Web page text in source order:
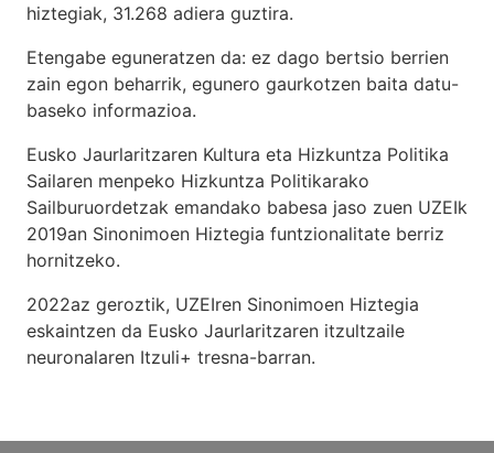
hiztegiak, 31.268 adiera guztira.
Etengabe eguneratzen da: ez dago bertsio berrien
zain egon beharrik, egunero gaurkotzen baita datu-
baseko informazioa.
Eusko Jaurlaritzaren Kultura eta Hizkuntza Politika
Sailaren menpeko Hizkuntza Politikarako
Sailburuordetzak emandako babesa jaso zuen UZEIk
2019an Sinonimoen Hiztegia funtzionalitate berriz
hornitzeko.
2022az geroztik, UZEIren Sinonimoen Hiztegia
eskaintzen da Eusko Jaurlaritzaren itzultzaile
neuronalaren Itzuli+ tresna-barran.